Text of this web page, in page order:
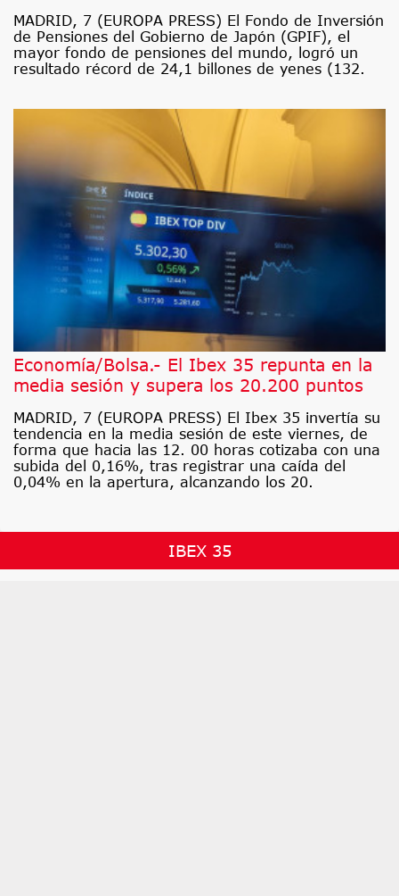
MADRID, 7 (EUROPA PRESS) El Fondo de Inversión
de Pensiones del Gobierno de Japón (GPIF), el
mayor fondo de pensiones del mundo, logró un
resultado récord de 24,1 billones de yenes (132.
Economía/Bolsa.- El Ibex 35 repunta en la
media sesión y supera los 20.200 puntos
MADRID, 7 (EUROPA PRESS) El Ibex 35 invertía su
tendencia en la media sesión de este viernes, de
forma que hacia las 12. 00 horas cotizaba con una
subida del 0,16%, tras registrar una caída del
0,04% en la apertura, alcanzando los 20.
IBEX 35